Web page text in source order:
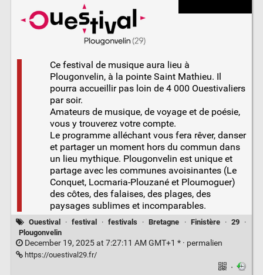
Ce festival de musique aura lieu à
Plougonvelin, à la pointe Saint Mathieu. Il
pourra accueillir pas loin de 4 000 Ouestivaliers
par soir.
Amateurs de musique, de voyage et de poésie,
vous y trouverez votre compte.
Le programme alléchant vous fera rêver, danser
et partager un moment hors du commun dans
un lieu mythique. Plougonvelin est unique et
partage avec les communes avoisinantes (Le
Conquet, Locmaria-Plouzané et Ploumoguer)
des côtes, des falaises, des plages, des
paysages sublimes et incomparables.
Ouestival · festival · festivals · Bretagne · Finistère · 29
·
Plougonvelin
December 19, 2025 at 7:27:11 AM GMT+1 * · permalien
https://ouestival29.fr/
·